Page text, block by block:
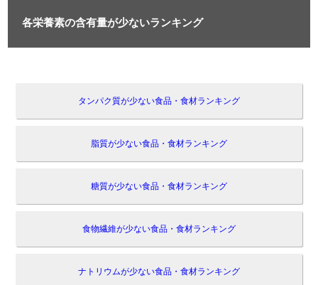
各栄養素の含有量が少ないランキング
タンパク質が少ない食品・食材ランキング
脂質が少ない食品・食材ランキング
糖質が少ない食品・食材ランキング
食物繊維が少ない食品・食材ランキング
ナトリウムが少ない食品・食材ランキング